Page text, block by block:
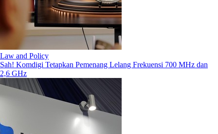
Law and Policy
Sah! Komdigi Tetapkan Pemenang Lelang Frekuensi 700 MHz dan
2,6 GHz